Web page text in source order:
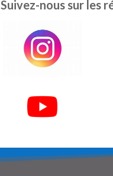
Suivez-nous sur les